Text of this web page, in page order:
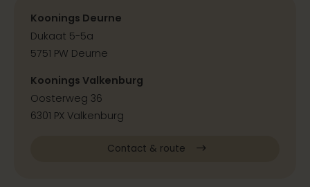
Koonings Deurne
Dukaat 5-5a
5751 PW Deurne
Koonings Valkenburg
Oosterweg 36
6301 PX Valkenburg
Contact & route